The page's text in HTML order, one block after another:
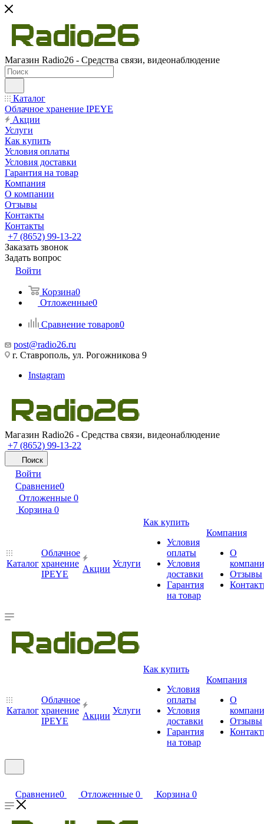
Магазин Radio26 - Средства связи, видеонаблюдение
Каталог
Облачное хранение IPEYE
Акции
Услуги
Как купить
Условия оплаты
Условия доставки
Гарантия на товар
Компания
О компании
Отзывы
Контакты
Контакты
+7 (8652) 99-13-22
Заказать звонок
Задать вопрос
Войти
Корзина0
Отложенные0
Сравнение товаров0
post@radio26.ru
г. Ставрополь, ул. Рогожникова 9
Instagram
Магазин Radio26 - Средства связи, видеонаблюдение
+7 (8652) 99-13-22
Поиск
Войти
Сравнение0
Отложенные 0
Корзина 0
Каталог
Облачное
хранение
IPEYE
Акции
Услуги
Как купить
Условия
оплаты
Условия
доставки
Гарантия
на товар
Компания
О
Отзывы
Каталог
Облачное
хранение
IPEYE
Акции
Услуги
Как купить
Условия
оплаты
Условия
доставки
Гарантия
на товар
Компания
О
Отзывы
Сравнение0 Отложенные 0 Корзина 0